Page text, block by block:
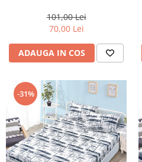
101,00 Lei
70,00 Lei
ADAUGA IN COS
-31%